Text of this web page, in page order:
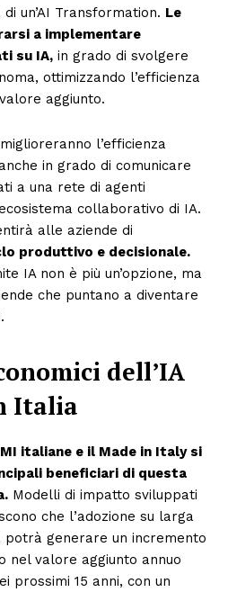
un’AI Transformation. Le
a implementare
su IA, in grado di svolgere
ottimizzando l’efficienza
aggiunto.
l’efficienza
in grado di comunicare
a una rete di agenti
collaborativo di IA.
alle aziende di
produttivo e decisionale.
IA non è più un’opzione, ma
che puntano a diventare
dell’IA
Italia
italiane e il Made in Italy si
beneficiari di questa
Modelli di impatto sviluppati
che l’adozione su larga
potrà generare un incremento
nel valore aggiunto annuo
prossimi 15 anni, con un